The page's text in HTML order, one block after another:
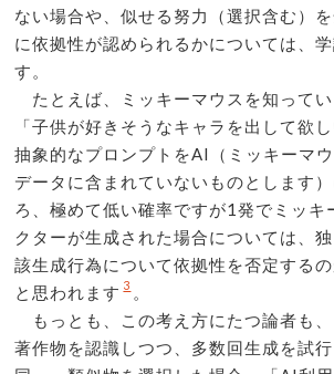
ない場合や、似せる努力（選択含む）
に依拠性が認められるかについては、
す。
たとえば、ミッキーマウスを知ってい
「子供が好きそうなキャラを出して欲
抽象的なプロンプトをAI（ミッキーマ
データに含まれていないものとします
ろ、極めて低い確率ですが1発でミッキ
クターが生成された場合については、
該生成行為について依拠性を否定する
と思われます 3 。
もっとも、この考え方にたつ論者も
著作物を認識しつつ、多数回生成を試